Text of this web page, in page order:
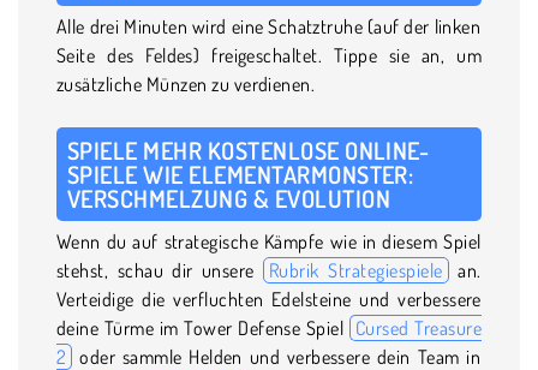
Alle drei Minuten wird eine Schatztruhe (auf der linken
Seite des Feldes) freigeschaltet. Tippe sie an, um
zusätzliche Münzen zu verdienen.
SPIELE MEHR KOSTENLOSE ONLINE-
SPIELE WIE ELEMENTARMONSTER:
VERSCHMELZUNG & EVOLUTION
Wenn du auf strategische Kämpfe wie in diesem Spiel
stehst, schau dir unsere
Rubrik Strategiespiele an.
Verteidige die verfluchten Edelsteine und verbessere
deine Türme im Tower Defense Spiel Cursed Treasure
2 oder sammle Helden und verbessere dein Team in